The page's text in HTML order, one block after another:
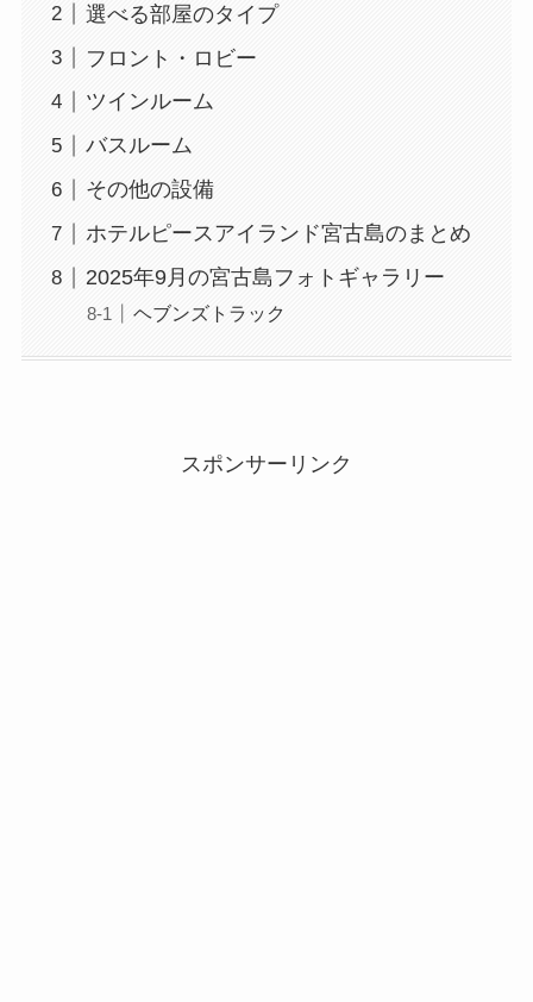
選べる部屋のタイプ
フロント・ロビー
ツインルーム
バスルーム
その他の設備
ホテルピースアイランド宮古島のまとめ
2025年9月の宮古島フォトギャラリー
ヘブンズトラック
スポンサーリンク